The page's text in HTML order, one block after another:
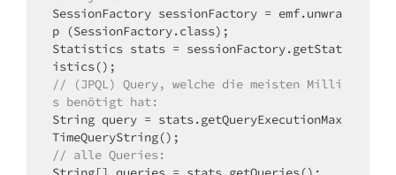
SessionFactory sessionFactory = emf.unwra
p (SessionFactory.class);
Statistics stats = sessionFactory.getStat
// (JPQL) Query, welche die meisten Milli
s benötigt hat:
String query = stats.getQueryExecutionMax
// alle Queries: